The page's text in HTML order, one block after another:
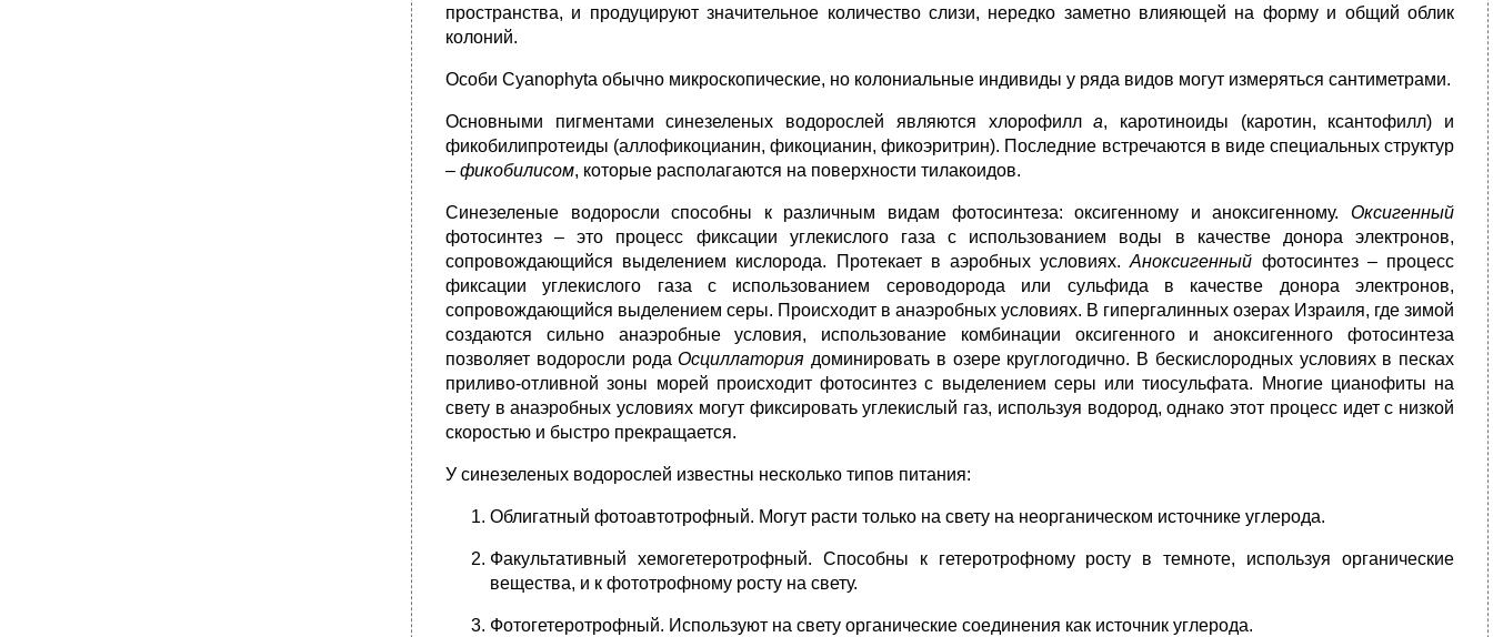
пространства, и продуцируют значительное количество слизи, нередко заметно влияющей на форму и общий облик
колоний.
Особи Cyanophyta обычно микроскопические, но колониальные индивиды у ряда видов могут измеряться сантиметрами.
Основными пигментами синезеленых водорослей являются хлорофилла, каротиноиды (каротин, ксантофилл) и
фикобилипротеиды (аллофикоцианин, фикоцианин, фикоэритрин). Последние встречаются в виде специальных структур
– фикобилисом, которые располагаются на поверхности тилакоидов.
Синезеленые водоросли способны к различным видам фотосинтеза: оксигенному и аноксигенному. Оксигенный
фотосинтез – это процесс фиксации углекислого газа с использованием воды в качестве донора электронов,
сопровождающийся выделением кислорода. Протекает в аэробных условиях.Аноксигенный фотосинтез – процесс
фиксации углекислого газа с использованием сероводорода или сульфида в качестве донора электронов,
сопровождающийся выделением серы. Происходит в анаэробных условиях. В гипергалинных озерах Израиля, где зимой
создаются сильно анаэробные условия, использование комбинации оксигенного и аноксигенного фотосинтеза
позволяет водоросли родаОсциллатория доминировать в озере круглогодично. В бескислородных условиях в песках
приливо-отливной зоны морей происходит фотосинтез с выделением серы или тиосульфата. Многие цианофиты на
свету в анаэробных условиях могут фиксировать углекислый газ, используя водород, однако этот процесс идет с низкой
скоростью и быстро прекращается.
У синезеленых водорослей известны несколько типов питания:
Облигатный фотоавтотрофный. Могут расти только на свету на неорганическом источнике углерода.
Факультативный хемогетеротрофный. Способны к гетеротрофному росту в темноте, используя органические
вещества, и к фототрофному росту на свету.
Фотогетеротрофный. Используют на свету органические соединения как источник углерода.